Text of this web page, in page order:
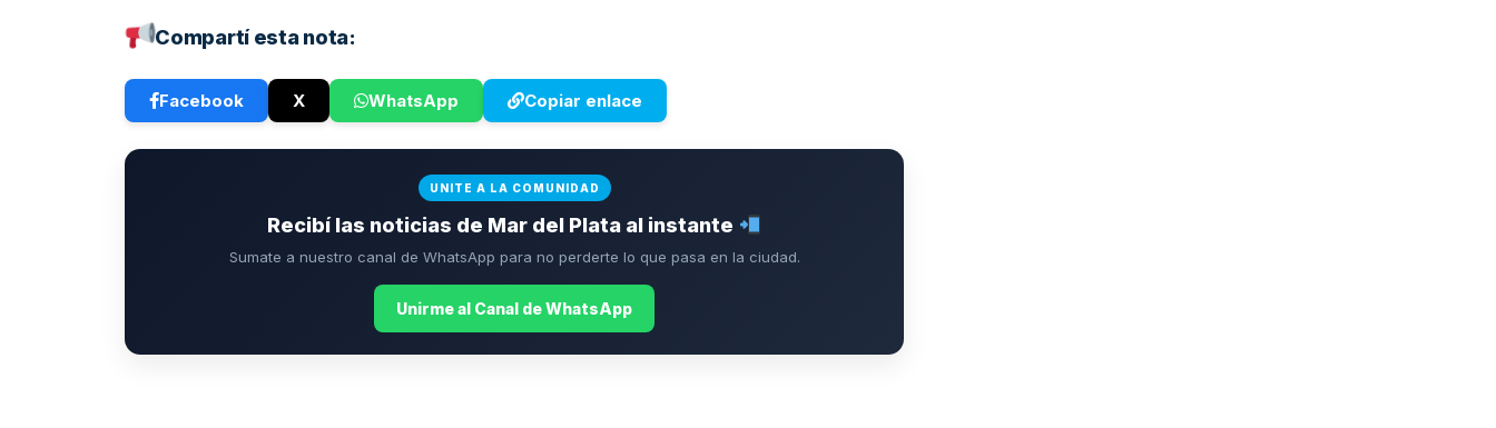
Compartí esta nota:
Facebook X WhatsApp Copiar enlace
UNITE A LA COMUNIDAD
Recibí las noticias de Mar del Plata al instante
Sumate a nuestro canal de WhatsApp para no perderte lo que pasa en la ciudad.
Unirme al Canal de WhatsApp